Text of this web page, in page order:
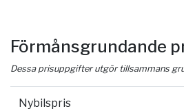
Förmånsgrundande
Dessa prisuppgifter utgör tillsammans
Nybilspris